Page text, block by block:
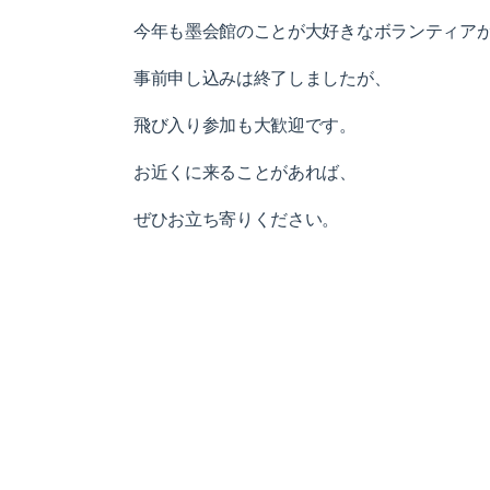
今年も墨会館のことが大好きなボランティア
事前申し込みは終了しましたが、
飛び入り参加も大歓迎です。
お近くに来ることがあれば、
ぜひお立ち寄りください。